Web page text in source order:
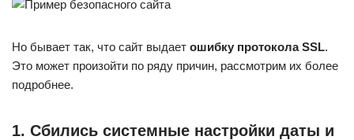
Но бывает так, что сайт выдает ошибку протокола SSL.
Это может произойти по ряду причин, рассмотрим их более
подробнее.
1. Сбились системные настройки даты и